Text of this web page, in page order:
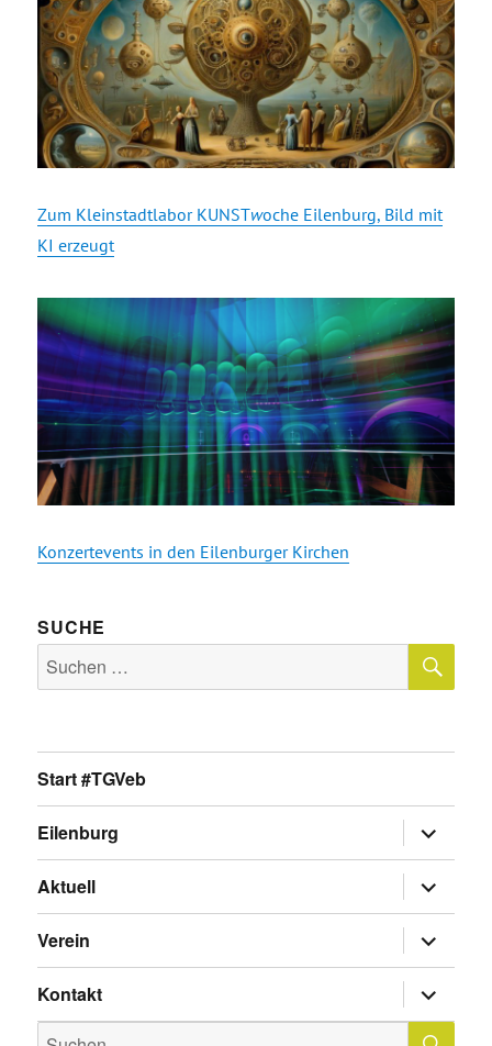
Zum Kleinstadtlabor KUNSTwoche Eilenburg, Bild mit
KI erzeugt
Konzertevents in den Eilenburger Kirchen
SUCHE
Suche
nach:
Start #TGVeb
Eilenburg
anzeigen
Aktuell
anzeigen
Verein
anzeigen
Kontakt
anzeigen
Suche